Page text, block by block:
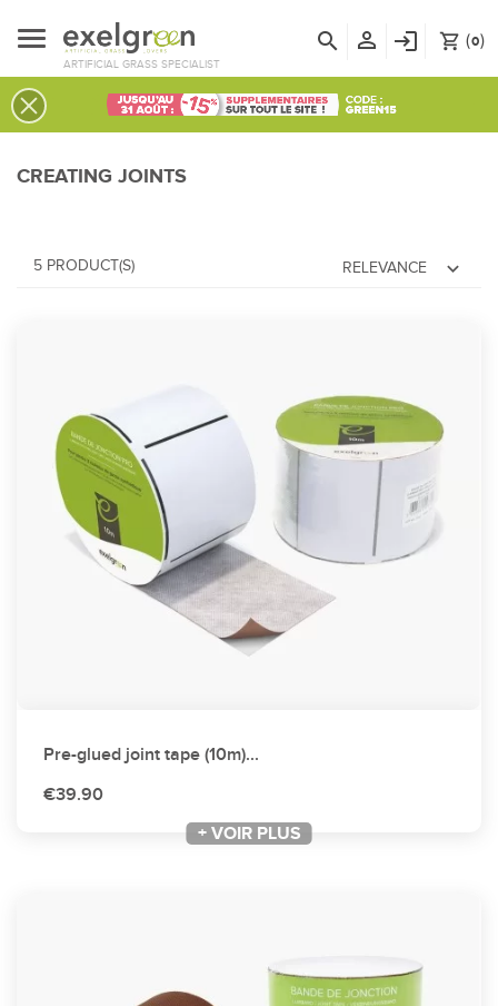
ARTIFICIAL GRASS SPECIALIST
shopping_cart (0)
login
person_outline
search
CREATING JOINTS
RELEVANCE expand_more
5 PRODUCT(S)
Pre-glued joint tape (10m)...
€39.90
+ VOIR PLUS
+ VOIR PLUS